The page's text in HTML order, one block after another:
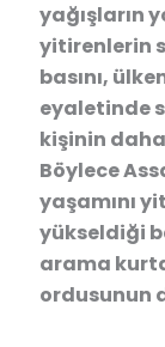
yağışların
yitirenlerin
basını,
eyaletinde
kişinin
Böylece
yaşamını
yükseldiği
arama
ordusunun